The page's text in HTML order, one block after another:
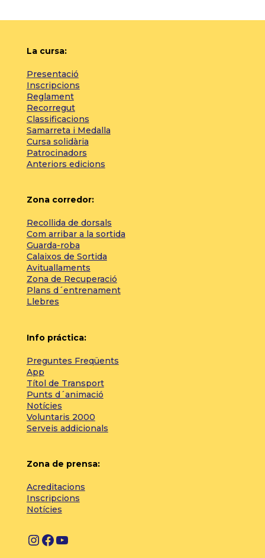
La cursa:
Presentació
Inscripcions
Reglament
Recorregut
Classificacions
Samarreta i Medalla
Cursa solidària
Patrocinadors
Anteriors edicions
Zona corredor:
Recollida de dorsals
Com arribar a la sortida
Guarda-roba
Calaixos de Sortida
Avituallaments
Zona de Recuperació
Plans d´entrenament
Llebres
Info práctica:
Preguntes Freqüents
App
Títol de Transport
Punts d´animació
Notícies
Voluntaris 2000
Serveis addicionals
Zona de prensa:
Acreditacions
Inscripcions
Notícies
I
F Y